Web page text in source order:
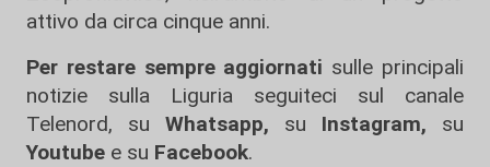
attivo da circa cinque anni.
Per restare sempre aggiornati sulle principali
notizie sulla Liguria seguiteci sul canale
Telenord, su
Whatsapp, su Instagram, su
Youtube e su Facebook.